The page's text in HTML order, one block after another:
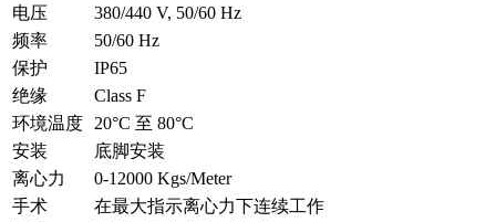
电压
380/440 V, 50/60 Hz
频率
50/60 Hz
保护
IP65
绝缘
Class F
环境温度
20°C 至 80°C
安装
底脚安装
离心力
0-12000 Kgs/Meter
手术
在最大指示离心力下连续工作